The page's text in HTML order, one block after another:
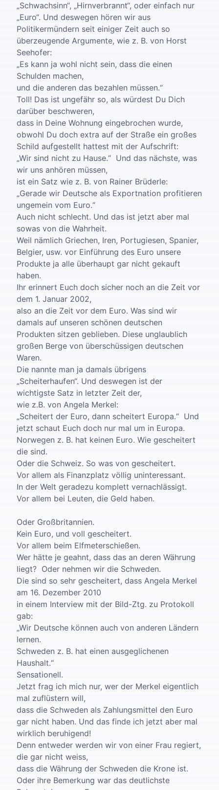
„Schwachsinn“, „Hirnverbrannt“, oder einfach nur
„Euro“. Und deswegen hören wir aus
Politikermündern seit einiger Zeit auch so
überzeugende Argumente, wie z. B. von Horst
Seehofer:
„Es kann ja wohl nicht sein, dass die einen
Schulden machen,
und die anderen das bezahlen müssen.“
Toll! Das ist ungefähr so, als würdest Du Dich
darüber beschweren,
dass in Deine Wohnung eingebrochen wurde,
obwohl Du doch extra auf der Straße ein großes
Schild aufgestellt hattest mit der Aufschrift:
„Wir sind nicht zu Hause.“ Und das nächste, was
wir uns anhören müssen,
ist ein Satz wie z. B. von Rainer Brüderle:
„Gerade wir Deutsche als Exportnation profitieren
ungemein vom Euro.“
Auch nicht schlecht. Und das ist jetzt aber mal
sowas von die Wahrheit.
Weil nämlich Griechen, Iren, Portugiesen, Spanier,
Belgier, usw. vor Einführung des Euro unsere
Produkte ja alle überhaupt gar nicht gekauft
haben.
Ihr erinnert Euch doch sicher noch an die Zeit vor
dem 1. Januar 2002,
also an die Zeit vor dem Euro. Was sind wir
damals auf unseren schönen deutschen
Produkten sitzen geblieben. Diese unglaublich
großen Berge von überschüssigen deutschen
Waren.
Die nannte man ja damals übrigens
„Scheiterhaufen“. Und deswegen ist der
wichtigste Satz in letzter Zeit der,
wie z.B. von Angela Merkel:
„Scheitert der Euro, dann scheitert Europa.“ Und
jetzt schaut Euch doch nur mal um in Europa.
Norwegen z. B. hat keinen Euro. Wie gescheitert
die sind.
Oder die Schweiz. So was von gescheitert.
Vor allem als Finanzplatz völlig uninteressant.
In der Welt geradezu komplett vernachlässigt.
Vor allem bei Leuten, die Geld haben.
Oder Großbritannien.
Kein Euro, und voll gescheitert.
Vor allem beim Elfmeterschießen.
Wer hätte je geahnt, dass das an deren Währung
liegt? Oder nehmen wir die Schweden.
Die sind so sehr gescheitert, dass Angela Merkel
am 16. Dezember 2010
in einem Interview mit der Bild-Ztg. zu Protokoll
gab:
„Wir Deutsche können auch von anderen Ländern
lernen.
Schweden z. B. hat einen ausgeglichenen
Haushalt.“
Sensationell.
Jetzt frag ich mich nur, wer der Merkel eigentlich
mal zuflüstern will,
dass die Schweden als Zahlungsmittel den Euro
gar nicht haben. Und das finde ich jetzt aber mal
wirklich beruhigend!
Denn entweder werden wir von einer Frau regiert,
die gar nicht weiss,
dass die Währung der Schweden die Krone ist.
Oder ihre Bemerkung war das deutlichste